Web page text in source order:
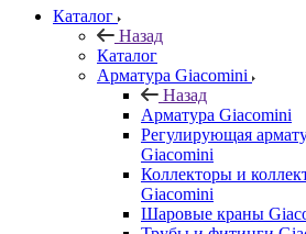
Каталог
Назад
Каталог
Арматура Giacomini
Назад
Арматура Giacomini
Регулирующая
Giacomini
Коллекторы и
Giacomini
Шаровые краны